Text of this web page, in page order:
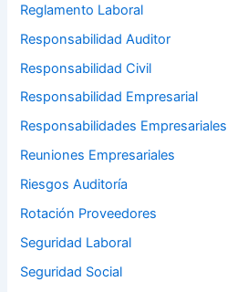
Reglamento Laboral
Responsabilidad Auditor
Responsabilidad Civil
Responsabilidad Empresarial
Responsabilidades Empresariales
Reuniones Empresariales
Riesgos Auditoría
Rotación Proveedores
Seguridad Laboral
Seguridad Social